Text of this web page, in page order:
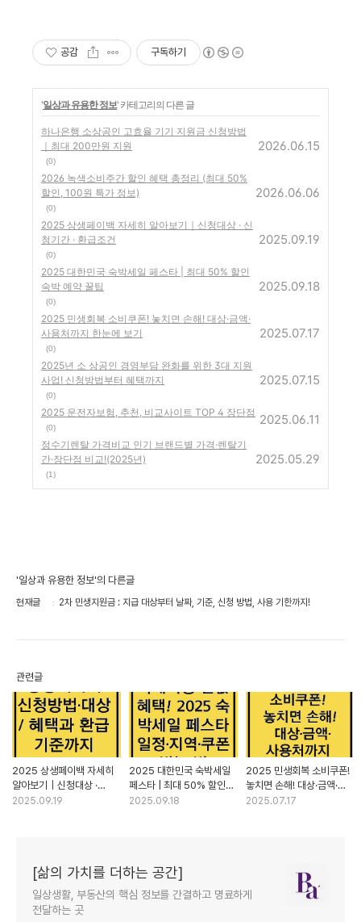
공감 구독하기
'일상과 유용한 정보' 카테고리의 다른 글
하나은행 소상공인 고효율 기기 지원금 신청방법
｜최대 200만원 지원
(0)
2026.06.15
2026 녹색소비주간 할인 혜택 총정리 (최대 50%
할인, 100원 특가 정보)
(0)
2026.06.06
2025 상생페이백 자세히 알아보기｜신청대상 · 신
청기간 · 환급조건
(0)
2025.09.19
2025 대한민국 숙박세일 페스타 | 최대 50% 할인
숙박 예약 꿀팁
(0)
2025.09.18
2025 민생회복 소비쿠폰! 놓치면 손해! 대상·금액·
사용처까지 한눈에 보기
(0)
2025.07.17
2025년 소 상공인 경영부담 완화를 위한 3대 지원
사업! 신청방법부터 혜택까지
(0)
2025.07.15
2025 운전자보험, 추천, 비교사이트 TOP 4 장단점
(0)
2025.06.11
정수기렌탈 가격비교 인기 브랜드별 가격·렌탈기
간·장단점 비교!(2025년)
(1)
2025.05.29
'일상과 유용한 정보'의 다른글
현재글 2차 민생지원금 : 지급 대상부터 날짜, 기준, 신청 방법, 사용 기한까지!
관련글
2025 상생페이백 자세히
알아보기｜신청대상 ·
신청기간 · 환급조건
2025.09.19
2025 대한민국 숙박세일
페스타 | 최대 50% 할인
숙박 예약 꿀팁
2025.09.18
2025 민생회복 소비쿠폰!
놓치면 손해! 대상·금액·
사용처까지 한눈에 보기
2025.07.17
[삶의 가치를 더하는 공간]
일상생활, 부동산의 핵심 정보를 간결하고 명료하게
전달하는 곳